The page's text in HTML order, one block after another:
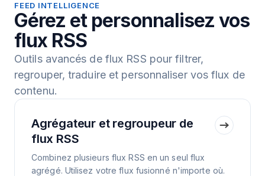
FEED INTELLIGENCE
Gérez et personnalisez vos
flux RSS
Outils avancés de flux RSS pour filtrer,
regrouper, traduire et personnaliser vos flux de
contenu.
Agrégateur et regroupeur de
flux RSS
Combinez plusieurs flux RSS en un seul flux
agrégé. Utilisez votre flux fusionné n'importe où.